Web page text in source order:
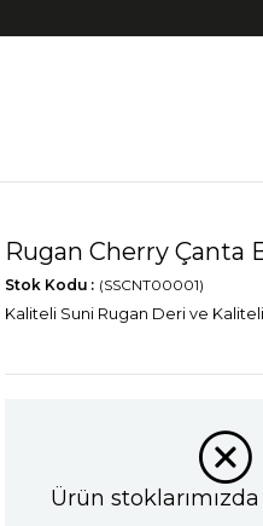
Rugan Cherry Çanta
(SSCNT00001)
Stok Kodu
Kaliteli Suni Rugan Deri ve
Ürün